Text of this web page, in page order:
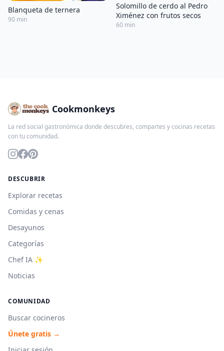
Blanqueta de ternera
90 min
Solomillo de cerdo al Pedro
Ximénez con frutos secos
60 min
Cookmonkeys
La red social gastronómica donde descubres, compartes y cocinas recetas
con tu comunidad.
DESCUBRIR
Explorar recetas
Comidas y cenas
Desayunos
Categorías
Chef IA ✨
Noticias
COMUNIDAD
Buscar cocineros
Únete gratis →